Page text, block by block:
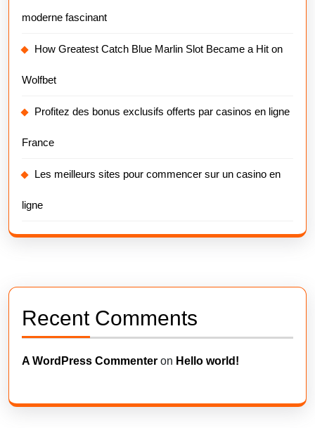
moderne fascinant
How Greatest Catch Blue Marlin Slot Became a Hit on
Wolfbet
Profitez des bonus exclusifs offerts par casinos en ligne
France
Les meilleurs sites pour commencer sur un casino en
ligne
Recent Comments
A WordPress Commenter on Hello world!